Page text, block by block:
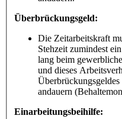
Überbrückungsgeld:
Die Zeitarbeitskraft
Stehzeit zumindest
lang beim
und dieses
andauern
Einarbeitungsbeihilfe: